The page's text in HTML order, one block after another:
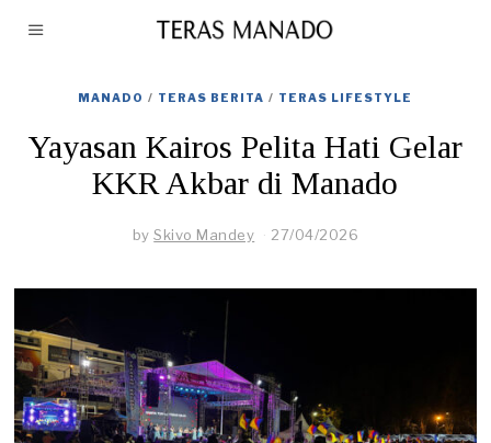
MANADO / TERAS BERITA / TERAS LIFESTYLE
Yayasan Kairos Pelita Hati Gelar
KKR Akbar di Manado
bySkivo Mandey 27/04/2026
0